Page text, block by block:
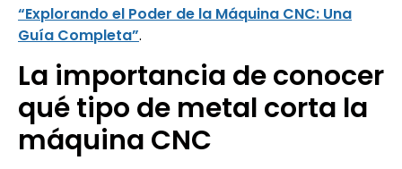
“Explorando el Poder de la Máquina CNC: Una
Guía Completa”.
La importancia de conocer
qué tipo de metal corta la
máquina CNC